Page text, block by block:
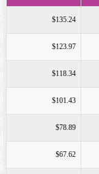
$135.24
$123.97
$118.34
$101.43
$78.89
$67.62